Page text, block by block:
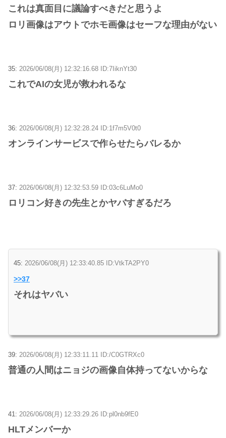
これは真面目に議論すべきだと思うよ
ロリ画像はアウトでホモ画像はセーフな理由がない
35: 2026/06/08(月) 12:32:16.68 ID:7IiknYt30
これでAIの女児が救われるな
36: 2026/06/08(月) 12:32:28.24 ID:1f7m5V0t0
オンラインサービスで作らせたらバレるか
37: 2026/06/08(月) 12:32:53.59 ID:03c6LuMo0
ロリコン好きの先生とかヤバすぎるだろ
45: 2026/06/08(月) 12:33:40.85 ID:VtkTA2PY0
>>37
それはヤバい
39: 2026/06/08(月) 12:33:11.11 ID:/C0GTRXc0
普通の人間はニョジの画像自体持ってないからな
41: 2026/06/08(月) 12:33:29.26 ID:pl0nb9fE0
HLTメンバーか